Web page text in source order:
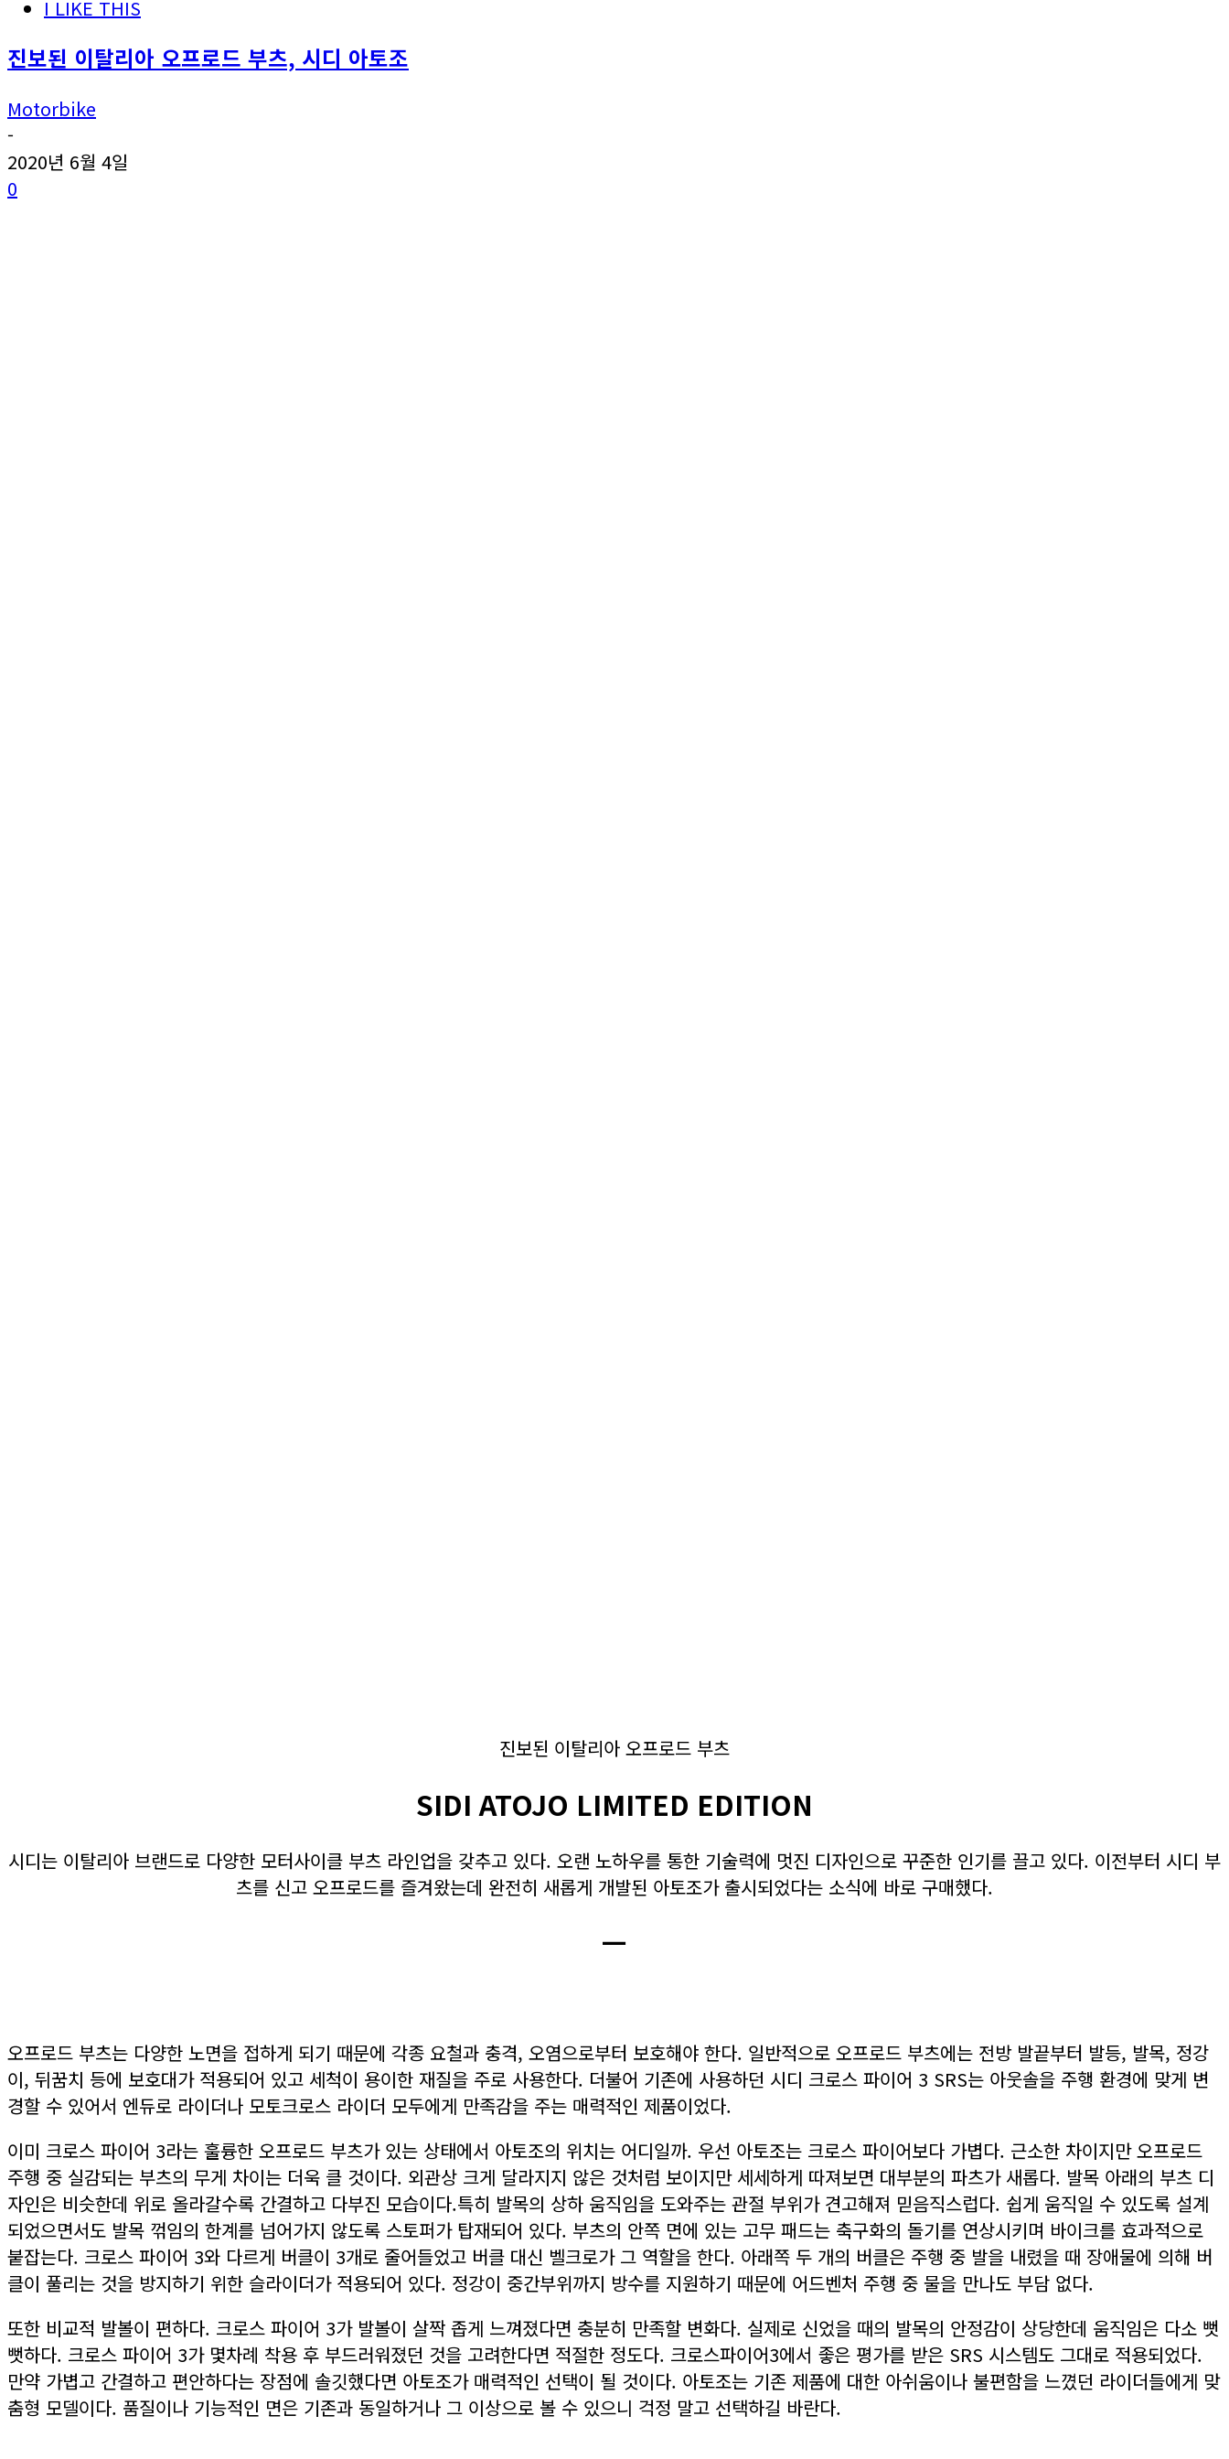
I LIKE THIS
진보된 이탈리아 오프로드 부츠, 시디 아토조
Motorbike
-
2020년 6월 4일
0
진보된 이탈리아 오프로드 부츠
SIDI ATOJO LIMITED EDITION
시디는 이탈리아 브랜드로 다양한 모터사이클 부츠 라인업을 갖추고 있다. 오랜 노하우를 통한 기술력에 멋진 디자인으로 꾸준한 인기를 끌고 있다. 이전부터 시디 부
츠를 신고 오프로드를 즐겨왔는데 완전히 새롭게 개발된 아토조가 출시되었다는 소식에 바로 구매했다.
ㅡ
오프로드 부츠는 다양한 노면을 접하게 되기 때문에 각종 요철과 충격, 오염으로부터 보호해야 한다. 일반적으로 오프로드 부츠에는 전방 발끝부터 발등, 발목, 정강
이, 뒤꿈치 등에 보호대가 적용되어 있고 세척이 용이한 재질을 주로 사용한다. 더불어 기존에 사용하던 시디 크로스 파이어 3 SRS는 아웃솔을 주행 환경에 맞게 변
경할 수 있어서 엔듀로 라이더나 모토크로스 라이더 모두에게 만족감을 주는 매력적인 제품이었다.
이미 크로스 파이어 3라는 훌륭한 오프로드 부츠가 있는 상태에서 아토조의 위치는 어디일까. 우선 아토조는 크로스 파이어보다 가볍다. 근소한 차이지만 오프로드
주행 중 실감되는 부츠의 무게 차이는 더욱 클 것이다. 외관상 크게 달라지지 않은 것처럼 보이지만 세세하게 따져보면 대부분의 파츠가 새롭다. 발목 아래의 부츠 디
자인은 비슷한데 위로 올라갈수록 간결하고 다부진 모습이다.특히 발목의 상하 움직임을 도와주는 관절 부위가 견고해져 믿음직스럽다. 쉽게 움직일 수 있도록 설계
되었으면서도 발목 꺾임의 한계를 넘어가지 않도록 스토퍼가 탑재되어 있다. 부츠의 안쪽 면에 있는 고무 패드는 축구화의 돌기를 연상시키며 바이크를 효과적으로
붙잡는다. 크로스 파이어 3와 다르게 버클이 3개로 줄어들었고 버클 대신 벨크로가 그 역할을 한다. 아래쪽 두 개의 버클은 주행 중 발을 내렸을 때 장애물에 의해 버
클이 풀리는 것을 방지하기 위한 슬라이더가 적용되어 있다. 정강이 중간부위까지 방수를 지원하기 때문에 어드벤처 주행 중 물을 만나도 부담 없다.
또한 비교적 발볼이 편하다. 크로스 파이어 3가 발볼이 살짝 좁게 느껴졌다면 충분히 만족할 변화다. 실제로 신었을 때의 발목의 안정감이 상당한데 움직임은 다소 뻣
뻣하다. 크로스 파이어 3가 몇차례 착용 후 부드러워졌던 것을 고려한다면 적절한 정도다. 크로스파이어3에서 좋은 평가를 받은 SRS 시스템도 그대로 적용되었다.
만약 가볍고 간결하고 편안하다는 장점에 솔깃했다면 아토조가 매력적인 선택이 될 것이다. 아토조는 기존 제품에 대한 아쉬움이나 불편함을 느꼈던 라이더들에게 맞
춤형 모델이다. 품질이나 기능적인 면은 기존과 동일하거나 그 이상으로 볼 수 있으니 걱정 말고 선택하길 바란다.